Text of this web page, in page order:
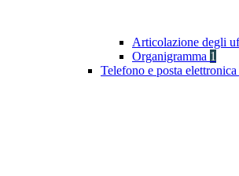
Articolazione degli
Organigramma 1
Telefono e posta elettronica